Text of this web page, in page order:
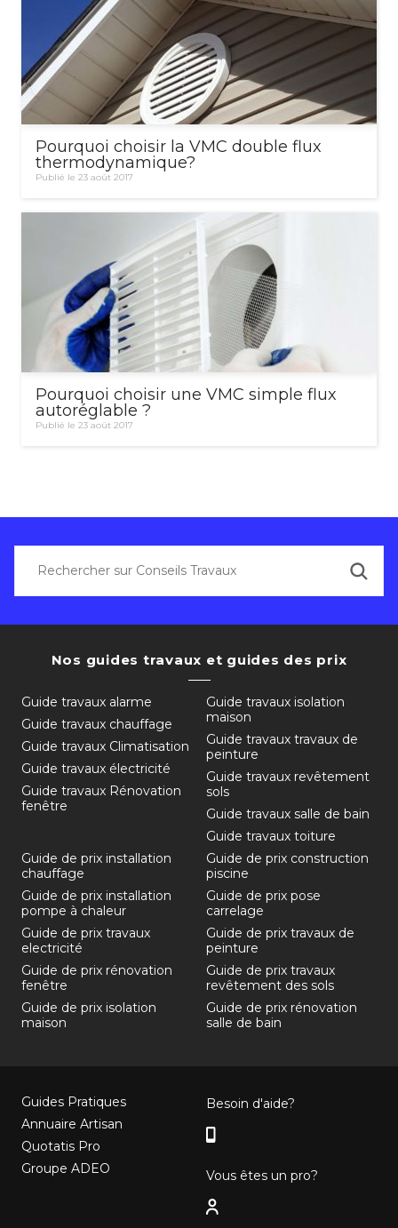
Pourquoi choisir la VMC double flux
thermodynamique?
Publié le 23 août 2017
Pourquoi choisir une VMC simple flux
autoréglable ?
Publié le 23 août 2017
Nos guides travaux et guides des prix
Guide travaux alarme
Guide travaux chauffage
Guide travaux Climatisation
Guide travaux électricité
Guide travaux Rénovation
fenêtre
Guide travaux isolation
maison
Guide travaux travaux de
peinture
Guide travaux revêtement
sols
Guide travaux salle de bain
Guide travaux toiture
Guide de prix installation
chauffage
Guide de prix installation
pompe à chaleur
Guide de prix travaux
electricité
Guide de prix rénovation
fenêtre
Guide de prix isolation
maison
Guide de prix construction
piscine
Guide de prix pose
carrelage
Guide de prix travaux de
peinture
Guide de prix travaux
revêtement des sols
Guide de prix rénovation
salle de bain
Guides Pratiques
Annuaire Artisan
Quotatis Pro
Groupe ADEO
Besoin d'aide?
Vous êtes un pro?